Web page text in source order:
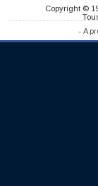
Copyright ©
- A